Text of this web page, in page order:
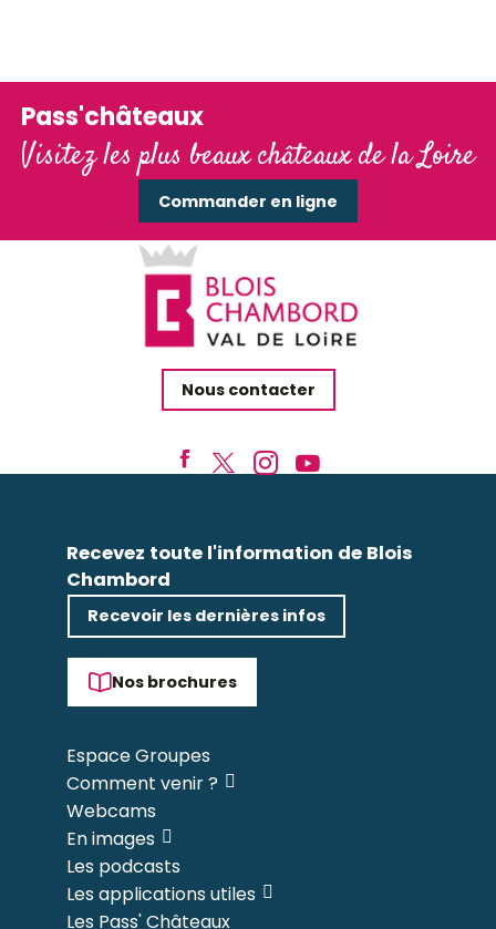
Pass'châteaux
Visitez les plus beaux châteaux de la Loire
Commander en ligne
Nous contacter
Recevez toute l'information de Blois
Chambord
Recevoir les dernières infos
Nos brochures
Espace Groupes
Comment venir ?
Webcams
En images
Les podcasts
Les applications utiles
Les Pass' Châteaux